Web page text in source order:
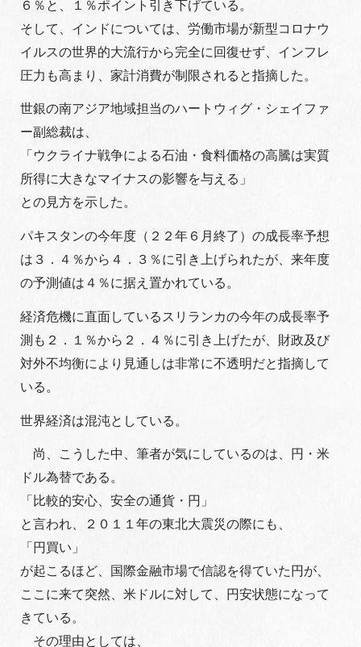
６％と、１％ポイント引き下げている。
そして、インドについては、労働市場が新型コロナウ
イルスの世界的大流行から完全に回復せず、インフレ
圧力も高まり、家計消費が制限されると指摘した。
世銀の南アジア地域担当のハートウィグ・シェイファ
ー副総裁は、
「ウクライナ戦争による石油・食料価格の高騰は実質
所得に大きなマイナスの影響を与える」
との見方を示した。
パキスタンの今年度（２２年６月終了）の成長率予想
は３．４％から４．３％に引き上げられたが、来年度
の予測値は４％に据え置かれている。
経済危機に直面しているスリランカの今年の成長率予
測も２．１％から２．４％に引き上げたが、財政及び
対外不均衡により見通しは非常に不透明だと指摘して
いる。
世界経済は混沌としている。
尚、こうした中、筆者が気にしているのは、円・米
ドル為替である。
「比較的安心、安全の通貨・円」
と言われ、２０１１年の東北大震災の際にも、
「円買い」
が起こるほど、国際金融市場で信認を得ていた円が、
ここに来て突然、米ドルに対して、円安状態になって
きている。
その理由としては、